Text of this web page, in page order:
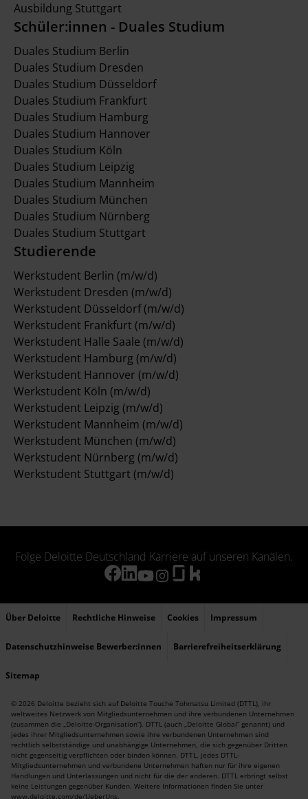
Ausbildung Stuttgart
Schüler:innen - Duales Studium
Duales Studium Berlin
Duales Studium Dresden
Duales Studium Düsseldorf
Duales Studium Frankfurt
Duales Studium Hamburg
Duales Studium Hannover
Duales Studium Köln
Duales Studium Leipzig
Duales Studium Mannheim
Duales Studium München
Duales Studium Nürnberg
Duales Studium Stuttgart
Studierende
Werkstudent Berlin (m/w/d)
Werkstudent Dresden (m/w/d)
Werkstudent Düsseldorf (m/w/d)
Werkstudent Frankfurt (m/w/d)
Werkstudent Halle Saale (m/w/d)
Werkstudent Hamburg (m/w/d)
Werkstudent Hannover (m/w/d)
Werkstudent Köln (m/w/d)
Werkstudent Leipzig (m/w/d)
Werkstudent Mannheim (m/w/d)
Werkstudent München (m/w/d)
Werkstudent Nürnberg (m/w/d)
Werkstudent Stuttgart (m/w/d)
Folge Deloitte Deutschland Karriere auf unseren Kanälen.
Über Deloitte Rechtliche Hinweise Cookies Impressum
Datenschutzhinweise Bewerber:innen Barrierefreiheitserklärung
Sitemap
© 2026 Deloitte bezieht sich auf Deloitte Touche Tohmatsu Limited (DTTL), ihr
weltweites Netzwerk von Mitgliedsunternehmen und ihre verbundenen Unternehmen
(zusammen die „Deloitte-Organisation“). DTTL (auch „Deloitte Global“ genannt) und
jedes ihrer Mitgliedsunternehmen sowie ihre verbundenen Unternehmen sind
rechtlich selbstständige und unabhängige Unternehmen, die sich gegenüber Dritten
nicht gegenseitig verpflichten oder binden können. DTTL, jedes DTTL-
Mitgliedsunternehmen und verbundene Unternehmen haften nur für ihre eigenen
Handlungen und Unterlassungen und nicht für die der anderen. DTTL erbringt selbst
keine Leistungen gegenüber Kunden. Weitere Informationen finden Sie unter
www.deloitte.com/de/UeberUns.